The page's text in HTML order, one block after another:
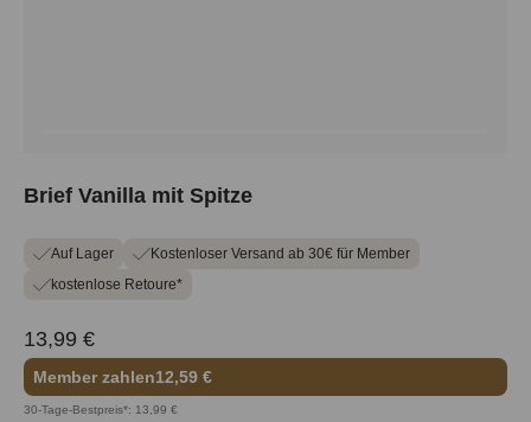
Brief Vanilla mit Spitze
Auf Lager
Kostenloser Versand ab 30€ für Member
kostenlose Retoure*
13,99 €
Member zahlen12,59 €
30-Tage-Bestpreis*: 13,99 €